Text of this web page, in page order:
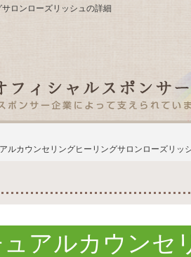
ロンローズリッシュの詳細
ルカウンセリングヒーリングサロンローズリ
アルカウンセ